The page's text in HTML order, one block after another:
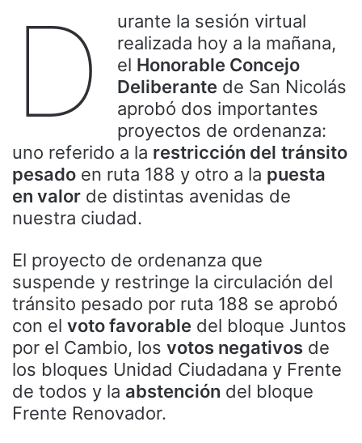
D
urante la sesión virtual
realizada hoy a la mañana,
el Honorable Concejo
Deliberante de San Nicolás
aprobó dos importantes
proyectos de ordenanza:
uno referido a la restricción del tránsito
pesado en ruta 188 y otro a la puesta
en valor de distintas avenidas de
nuestra ciudad.
El proyecto de ordenanza que
suspende y restringe la circulación del
tránsito pesado por ruta 188 se aprobó
con el voto favorable del bloque Juntos
por el Cambio, los votos negativos de
los bloques Unidad Ciudadana y Frente
de todos y la abstención del bloque
Frente Renovador.